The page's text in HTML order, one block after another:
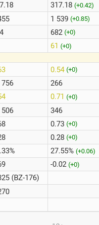
(BZ-176)
317.18 (+0.42)
1 539 (+0.85)
682 (+0)
61 (+0)
0.54 (+0)
266
0.71 (+0)
346
0.73 (+0)
0.28 (+0)
27.55% (+0.06)
-0.02 (+0)